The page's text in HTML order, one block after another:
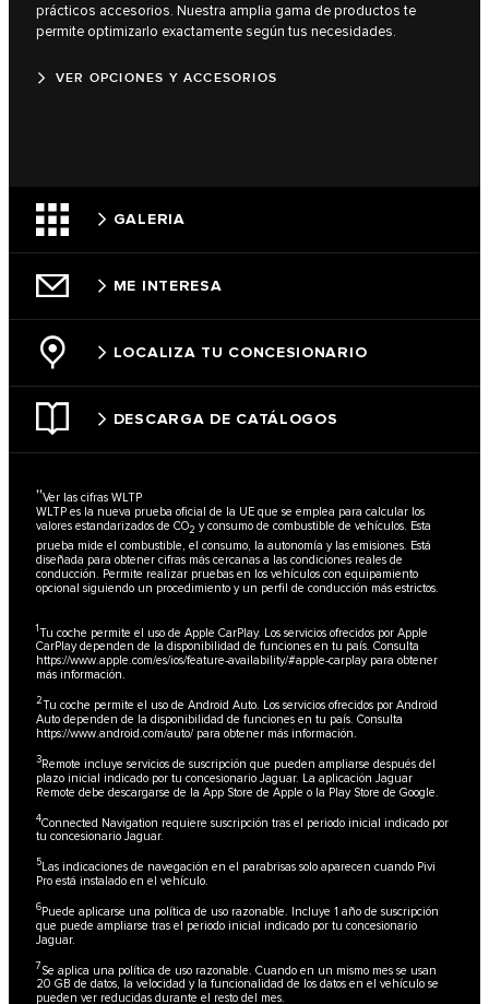
prácticos accesorios. Nuestra amplia gama de productos te
permite optimizarlo exactamente según tus necesidades.
VER OPCIONES Y ACCESORIOS
GALERIA
ME INTERESA
LOCALIZA TU CONCESIONARIO
DESCARGA DE CATÁLOGOS
††Ver las cifras WLTP
WLTP es la nueva prueba oficial de la UE que se emplea para calcular los
valores estandarizados de CO2 y consumo de combustible de vehículos. Esta
prueba mide el combustible, el consumo, la autonomía y las emisiones. Está
diseñada para obtener cifras más cercanas a las condiciones reales de
conducción. Permite realizar pruebas en los vehículos con equipamiento
opcional siguiendo un procedimiento y un perfil de conducción más estrictos.
1Tu coche permite el uso de Apple CarPlay. Los servicios ofrecidos por Apple
CarPlay dependen de la disponibilidad de funciones en tu país. Consulta
https://www.apple.com/es/ios/feature-availability/#apple-carplaypara obtener
más información.
2Tu coche permite el uso de Android Auto. Los servicios ofrecidos por Android
Auto dependen de la disponibilidad de funciones en tu país. Consulta
https://www.android.com/auto/para obtener más información.
3Remote incluye servicios de suscripción que pueden ampliarse después del
plazo inicial indicado por tu concesionario Jaguar. La aplicación Jaguar
Remote debe descargarse de la App Store de Apple o la Play Store de Google.
4Connected Navigation requiere suscripción tras el periodo inicial indicado por
tu concesionario Jaguar.
5Las indicaciones de navegación en el parabrisas solo aparecen cuando Pivi
Pro está instalado en el vehículo.
6Puede aplicarse una política de uso razonable. Incluye 1 año de suscripción
que puede ampliarse tras el periodo inicial indicado por tu concesionario
Jaguar.
7Se aplica una política de uso razonable. Cuando en un mismo mes se usan
20 GB de datos, la velocidad y la funcionalidad de los datos en el vehículo se
pueden ver reducidas durante el resto del mes.